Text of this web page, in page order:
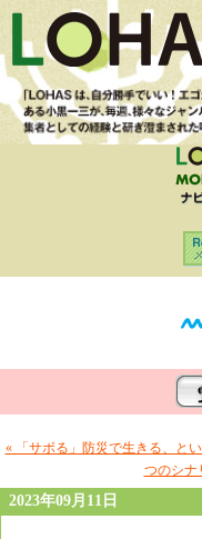
« 「サボる」防災で生きる、とい
つのシナ
2023年09月11日